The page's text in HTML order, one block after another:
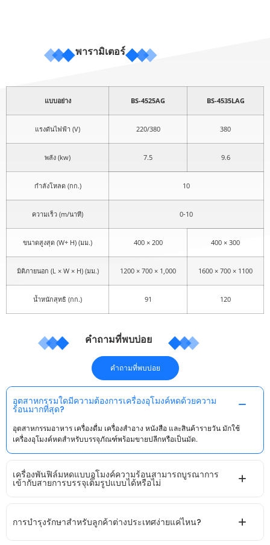
พารามิเตอร์
แบบอย่าง BS-4525AG BS-4535LAG
แรงดันไฟฟ้า (V) 220/380 380
พลัง (kw) 7.5 9.6
กำลังโหลด (กก.) 10
ความเร็ว (m/นาที) 0-10
ขนาดสูงสุด (W+ H) (มม.) 400 × 200 400 × 300
มิติภายนอก (L × W × H) (มม.) 1200 × 700 × 1,000 1600 × 700 × 1100
น้ำหนักสุทธิ (กก.) 91 120
คำถามที่พบบ่อย
คำถามที่พบบ่อย
อุตสาหกรรมใดมีความต้องการเครื่องอุโมงค์หดด้วยความ
ร้อนมากที่สุด?
อุตสาหกรรมอาหาร เครื่องดื่ม เครื่องสำอาง หนังสือ และสินค้ารายวัน มักใช้
เครื่องอุโมงค์หดสำหรับบรรจุภัณฑ์พร้อมขายปลีกหรือเป็นมัด.
เครื่องพันฟิล์มหดแบบอุโมงค์ความร้อนสามารถบูรณาการ
เข้ากับสายการบรรจุเต็มรูปแบบได้หรือไม่
การบำรุงรักษาสำหรับลูกค้าต่างประเทศง่ายแค่ไหน?